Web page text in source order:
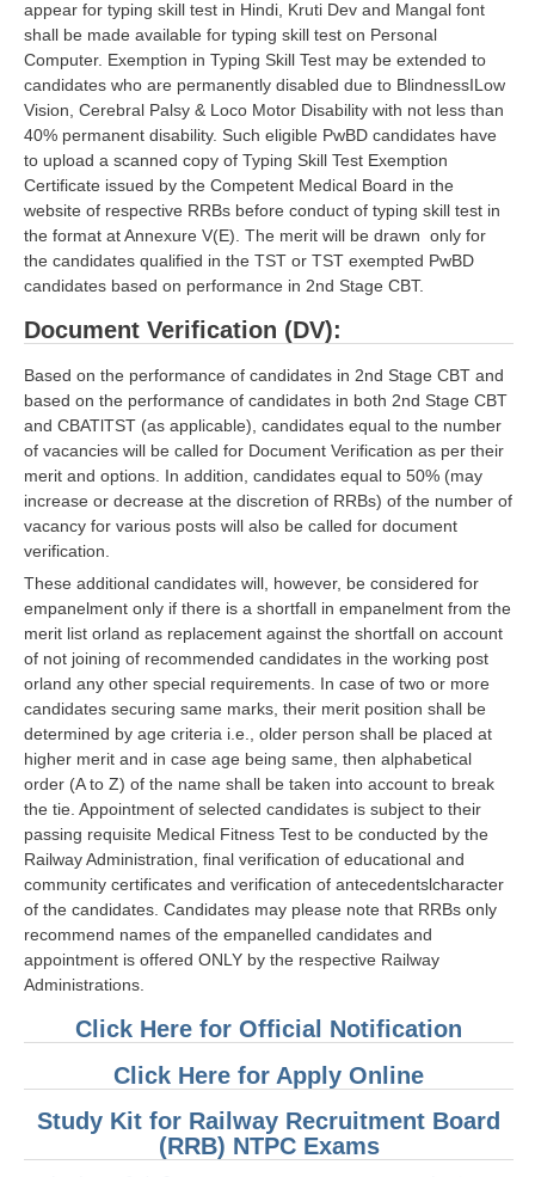
appear for typing skill test in Hindi, Kruti Dev and Mangal font
shall be made available for typing skill test on Personal
Computer. Exemption in Typing Skill Test may be extended to
candidates who are permanently disabled due to BlindnessILow
Vision, Cerebral Palsy & Loco Motor Disability with not less than
40% permanent disability. Such eligible PwBD candidates have
to upload a scanned copy of Typing Skill Test Exemption
Certificate issued by the Competent Medical Board in the
website of respective RRBs before conduct of typing skill test in
the format at Annexure V(E). The merit will be drawn only for
the candidates qualified in the TST or TST exempted PwBD
candidates based on performance in 2nd Stage CBT.
Document Verification (DV):
Based on the performance of candidates in 2nd Stage CBT and
based on the performance of candidates in both 2nd Stage CBT
and CBATlTST (as applicable), candidates equal to the number
of vacancies will be called for Document Verification as per their
merit and options. In addition, candidates equal to 50% (may
increase or decrease at the discretion of RRBs) of the number of
vacancy for various posts will also be called for document
verification.
These additional candidates will, however, be considered for
empanelment only if there is a shortfall in empanelment from the
merit list orland as replacement against the shortfall on account
of not joining of recommended candidates in the working post
orland any other special requirements. In case of two or more
candidates securing same marks, their merit position shall be
determined by age criteria i.e., older person shall be placed at
higher merit and in case age being same, then alphabetical
order (A to Z) of the name shall be taken into account to break
the tie. Appointment of selected candidates is subject to their
passing requisite Medical Fitness Test to be conducted by the
Railway Administration, final verification of educational and
community certificates and verification of antecedentslcharacter
of the candidates. Candidates may please note that RRBs only
recommend names of the empanelled candidates and
appointment is offered ONLY by the respective Railway
Administrations.
Click Here for Official Notification
Click Here for Apply Online
Study Kit for Railway Recruitment Board
(RRB) NTPC Exams